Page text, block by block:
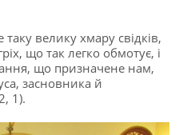
велику хмару свідків,
що так легко обмотує, і
що призначене нам,
засновника й
1).